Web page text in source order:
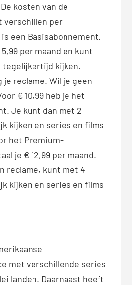
kosten van de
verschillen per
een Basisabonnement.
per maand en kunt
tegelijkertijd kijken.
je reclame. Wil je geen
€ 10,99 heb je het
Je kunt dan met 2
kijken en series en films
het Premium-
je € 12,99 per maand.
reclame, kunt met 4
kijken en series en films
met verschillende series
landen. Daarnaast heeft